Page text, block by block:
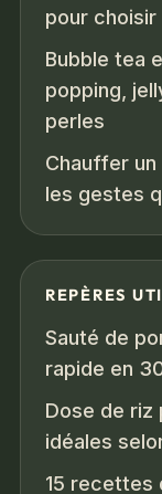
pour choisir
Bubble tea
popping,
perles
Chauffer un
les gestes
REPÈRES
Sauté de
rapide en
Dose de riz
idéales
15 recettes